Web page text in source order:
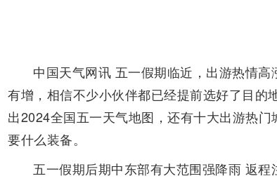
中国天气网讯 五一假期临近，出游热情
有增，相信不少小伙伴都已经提前选好了目的
出2024全国五一天气地图，还有十大出游热
要什么装备。
五一假期后期中东部有大范围强降雨 返程